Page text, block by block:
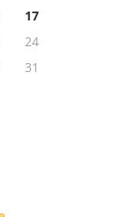
17
24
31